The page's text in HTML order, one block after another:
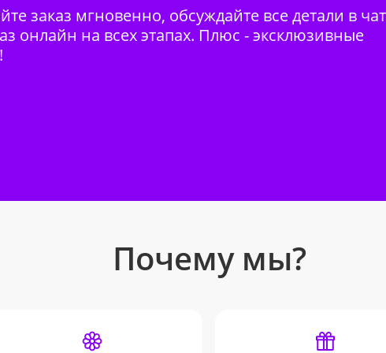
заказ мгновенно, обсуждайте все детали в
онлайн на всех этапах. Плюс - эксклюзивные
Почему мы?